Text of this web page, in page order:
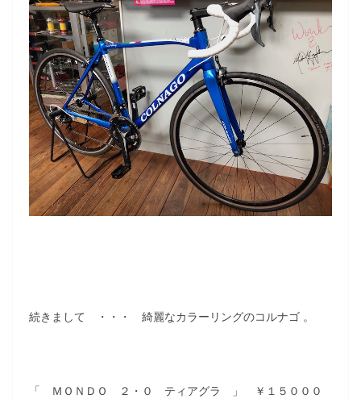
続きまして ・・・ 綺麗なカラーリングのコルナゴ 。
「 ＭＯＮＤＯ ２・０ ティアグラ 」 ￥１５０００